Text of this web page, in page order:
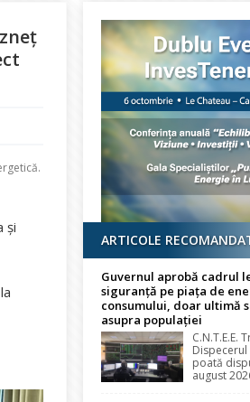
și
ARTICOLE
Guvernul aprobă cadrul
siguranță pe piața de
consumului, doar ultimă
asupra populației
C.N.T.E.E.
Dispecerul
poată
august